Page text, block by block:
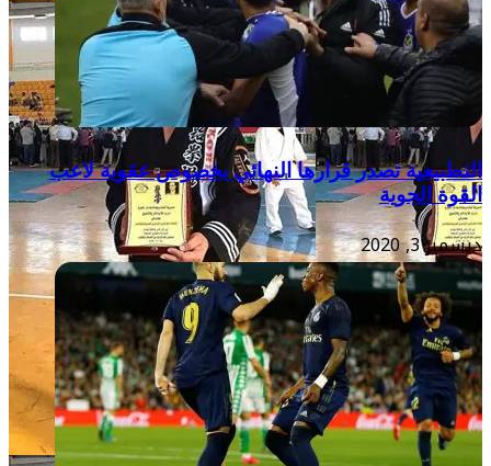
التطبيعية تصدر قرارها النهائي بخصوص عقوبة لاعب
القوة الجوية
ديسمبر 3, 2020